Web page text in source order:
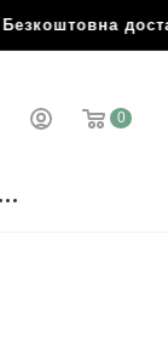
доставка від
0